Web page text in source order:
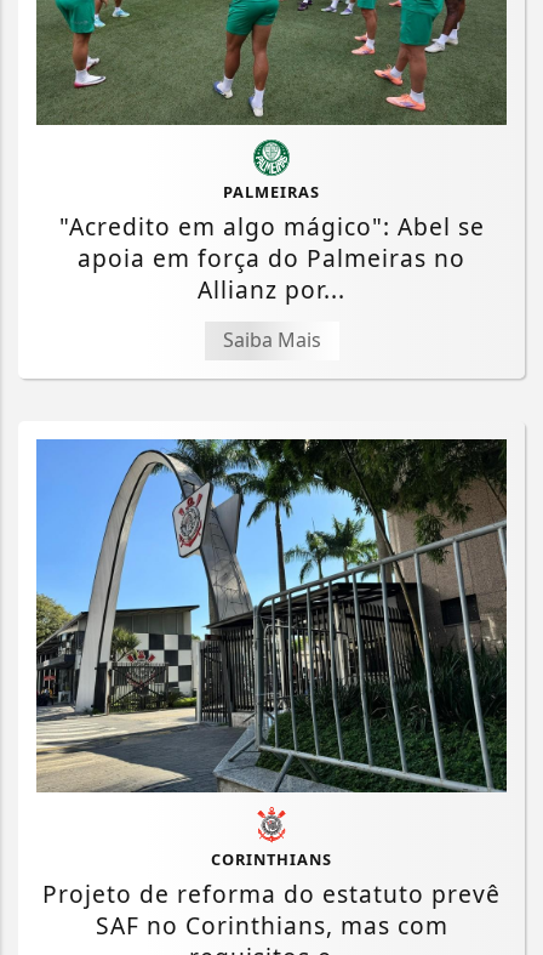
PALMEIRAS
"Acredito em algo mágico": Abel se
apoia em força do Palmeiras no
Allianz por...
Saiba Mais
CORINTHIANS
Projeto de reforma do estatuto prevê
SAF no Corinthians, mas com